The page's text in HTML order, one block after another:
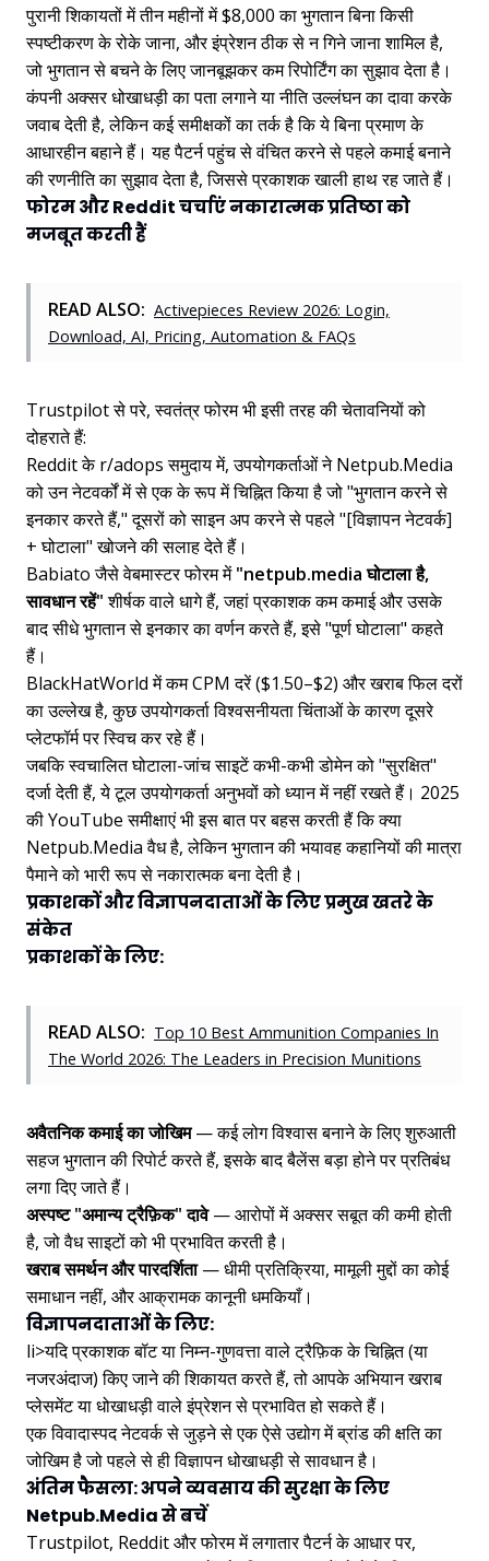
पुरानी शिकायतों में तीन महीनों में $8,000 का भुगतान बिना किसी
स्पष्टीकरण के रोके जाना, और इंप्रेशन ठीक से न गिने जाना शामिल है,
जो भुगतान से बचने के लिए जानबूझकर कम रिपोर्टिंग का सुझाव देता है।
कंपनी अक्सर धोखाधड़ी का पता लगाने या नीति उल्लंघन का दावा करके
जवाब देती है, लेकिन कई समीक्षकों का तर्क है कि ये बिना प्रमाण के
आधारहीन बहाने हैं। यह पैटर्न पहुंच से वंचित करने से पहले कमाई बनाने
की रणनीति का सुझाव देता है, जिससे प्रकाशक खाली हाथ रह जाते हैं।
फोरम और Reddit चर्चाएं नकारात्मक प्रतिष्ठा को
मजबूत करती हैं
READ ALSO: Activepieces Review 2026: Login,
Download, AI, Pricing, Automation & FAQs
Trustpilot से परे, स्वतंत्र फोरम भी इसी तरह की चेतावनियों को
दोहराते हैं:
Reddit के r/adops समुदाय में, उपयोगकर्ताओं ने Netpub.Media
को उन नेटवर्कों में से एक के रूप में चिह्नित किया है जो "भुगतान करने से
इनकार करते हैं," दूसरों को साइन अप करने से पहले "[विज्ञापन नेटवर्क]
+ घोटाला" खोजने की सलाह देते हैं।
Babiato जैसे वेबमास्टर फोरम में"netpub.media घोटाला है,
सावधान रहें"शीर्षक वाले धागे हैं, जहां प्रकाशक कम कमाई और उसके
बाद सीधे भुगतान से इनकार का वर्णन करते हैं, इसे "पूर्ण घोटाला" कहते
हैं।
BlackHatWorld में कम CPM दरें ($1.50–$2) और खराब फिल दरों
का उल्लेख है, कुछ उपयोगकर्ता विश्वसनीयता चिंताओं के कारण दूसरे
प्लेटफॉर्म पर स्विच कर रहे हैं।
जबकि स्वचालित घोटाला-जांच साइटें कभी-कभी डोमेन को "सुरक्षित"
दर्जा देती हैं, ये टूल उपयोगकर्ता अनुभवों को ध्यान में नहीं रखते हैं। 2025
की YouTube समीक्षाएं भी इस बात पर बहस करती हैं कि क्या
Netpub.Media वैध है, लेकिन भुगतान की भयावह कहानियों की मात्रा
पैमाने को भारी रूप से नकारात्मक बना देती है।
प्रकाशकों और विज्ञापनदाताओं के लिए प्रमुख खतरे के
संकेत
प्रकाशकों के लिए:
READ ALSO: Top 10 Best Ammunition Companies In
The World 2026: The Leaders in Precision Munitions
अवैतनिक कमाई का जोखिम— कई लोग विश्वास बनाने के लिए शुरुआती
सहज भुगतान की रिपोर्ट करते हैं, इसके बाद बैलेंस बड़ा होने पर प्रतिबंध
लगा दिए जाते हैं।
अस्पष्ट "अमान्य ट्रैफ़िक" दावे— आरोपों में अक्सर सबूत की कमी होती
है, जो वैध साइटों को भी प्रभावित करती है।
खराब समर्थन और पारदर्शिता— धीमी प्रतिक्रिया, मामूली मुद्दों का कोई
समाधान नहीं, और आक्रामक कानूनी धमकियाँ।
विज्ञापनदाताओं के लिए:
li>यदि प्रकाशक बॉट या निम्न-गुणवत्ता वाले ट्रैफ़िक के चिह्नित (या
नजरअंदाज) किए जाने की शिकायत करते हैं, तो आपके अभियान खराब
प्लेसमेंट या धोखाधड़ी वाले इंप्रेशन से प्रभावित हो सकते हैं।
एक विवादास्पद नेटवर्क से जुड़ने से एक ऐसे उद्योग में ब्रांड की क्षति का
जोखिम है जो पहले से ही विज्ञापन धोखाधड़ी से सावधान है।
अंतिम फैसला: अपने व्यवसाय की सुरक्षा के लिए
Netpub.Media से बचें
Trustpilot, Reddit और फोरम में लगातार पैटर्न के आधार पर,